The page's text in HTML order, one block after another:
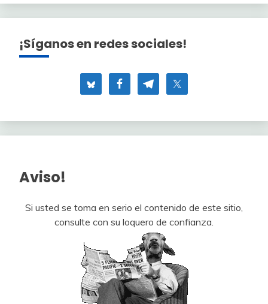
¡Síganos en redes sociales!
Aviso!
Si usted se toma en serio el contenido de este sitio,
consulte con su loquero de confianza.